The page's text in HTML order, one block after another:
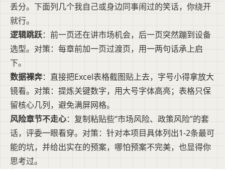
丢分。下面列几个我自己或身边同事闹过的笑话，你绕开
就行。
逻辑跳跃：前一页还在讲市场机会，后一页突然蹦到设备
选型。对策：每章前加一页过渡页，用一两句话承上启
下。
数据裸奔：直接把Excel表格截图贴上去，字号小得拿放大
镜看。对策：提炼关键数字，用大号字体高亮；表格只保
留核心几列，避免满屏网格。
风险章节不走心：复制粘贴些“市场风险、政策风险”的套
话，评委一眼看穿。对策：针对本项目具体列出1-2条最可
能的坑，并给出实在的预案，哪怕预案不完美，也显得你
思考过。